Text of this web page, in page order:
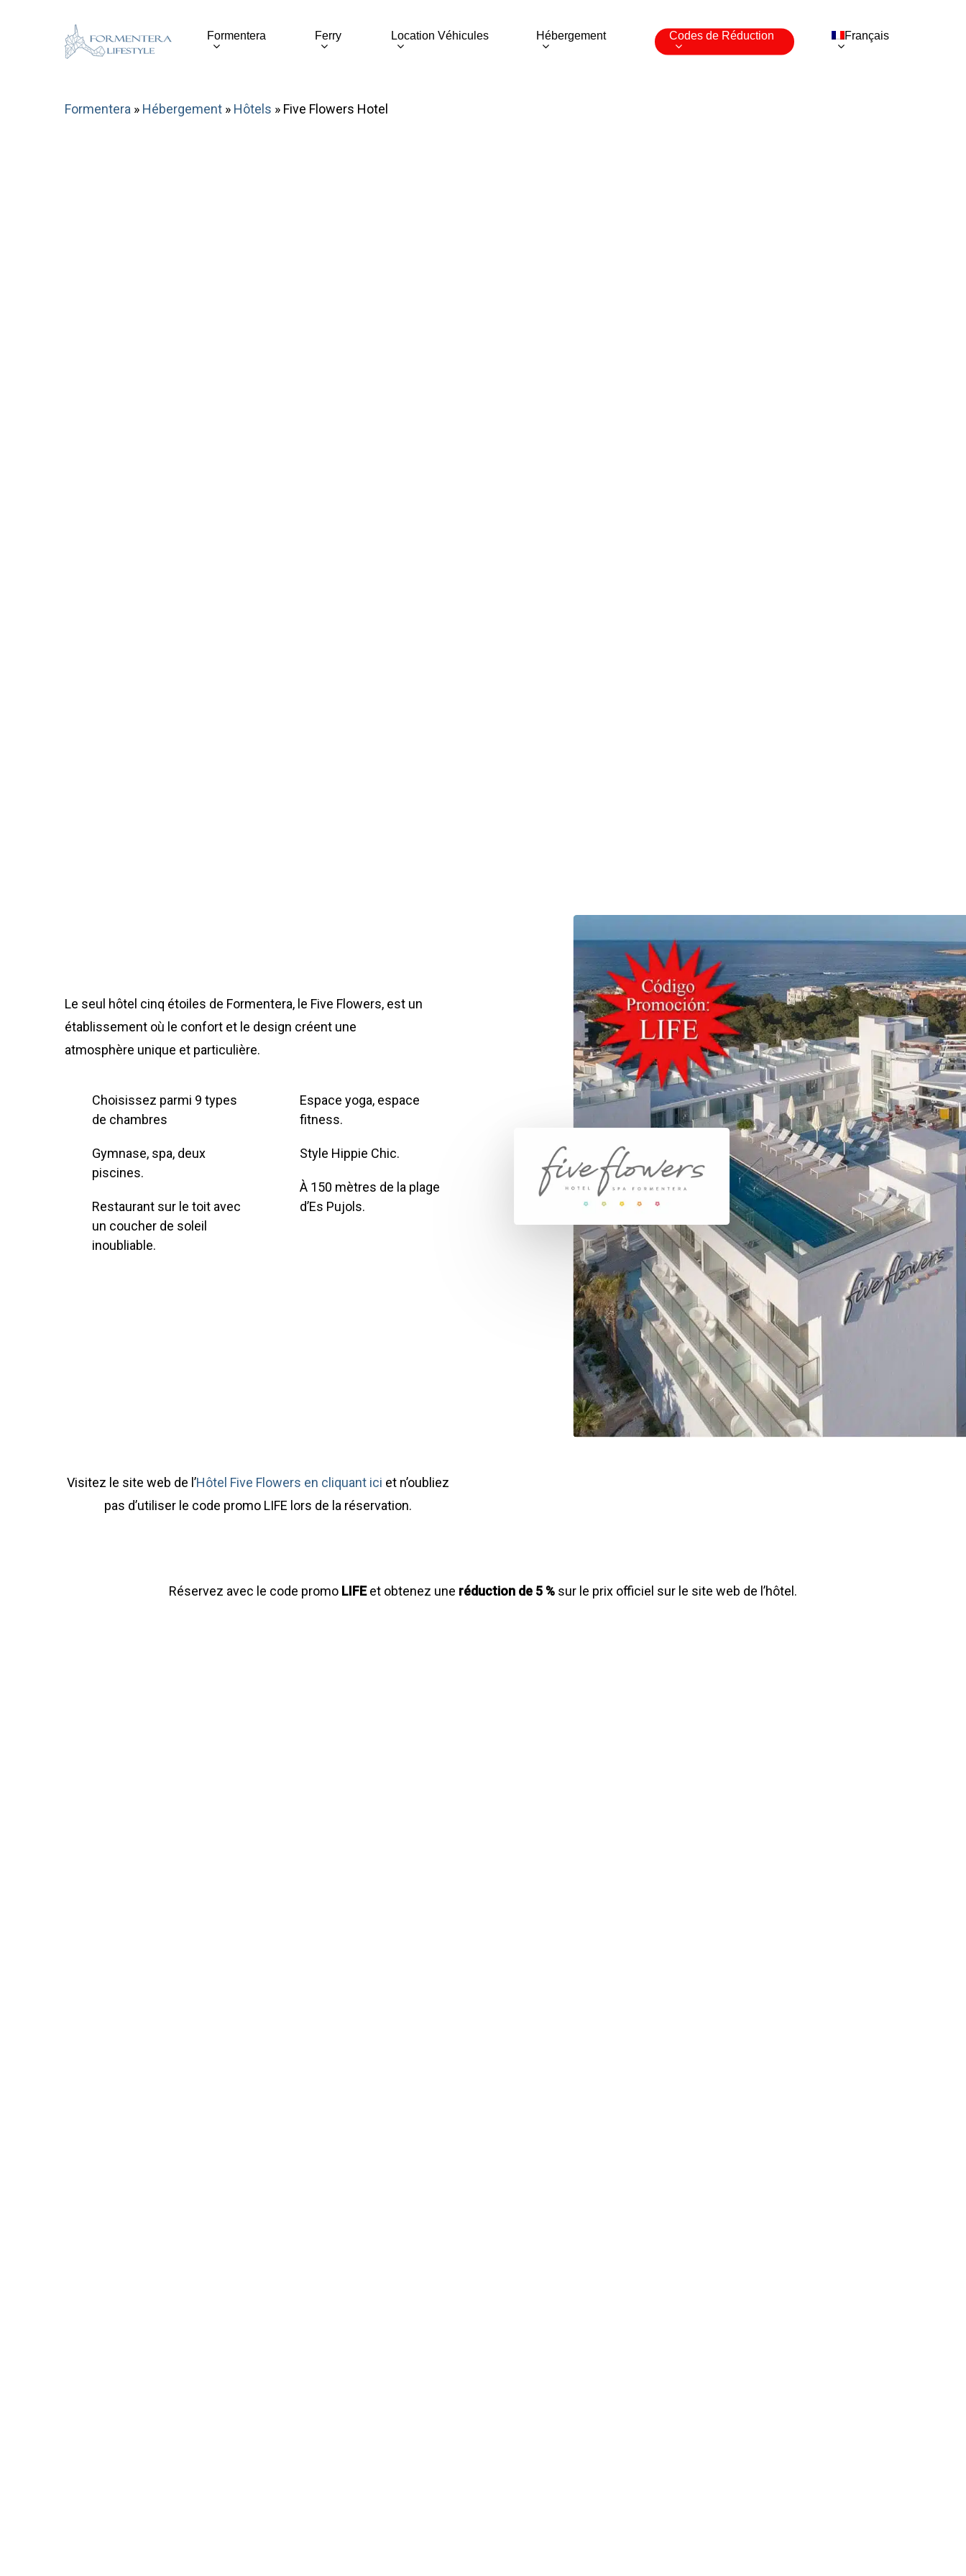
Formentera Ferry Location Véhicules Hébergement Codes de Réduction Français
Formentera » Hébergement » Hôtels » Five Flowers Hotel
Le seul hôtel cinq étoiles de Formentera, le Five Flowers, est un
établissement où le confort et le design créent une
atmosphère unique et particulière.
Choisissez parmi 9 types
de chambres
Gymnase, spa, deux
piscines.
Restaurant sur le toit avec
un coucher de soleil
inoubliable.
Espace yoga, espace
fitness.
Style Hippie Chic.
À 150 mètres de la plage
d’Es Pujols.
Visitez le site web de l’Hôtel Five Flowers en cliquant ici et n’oubliez
pas d’utiliser le code promo LIFE lors de la réservation.
Réservez avec le code promo LIFEet obtenez une réduction de 5 % sur le prix officiel sur le site web de l’hôtel.